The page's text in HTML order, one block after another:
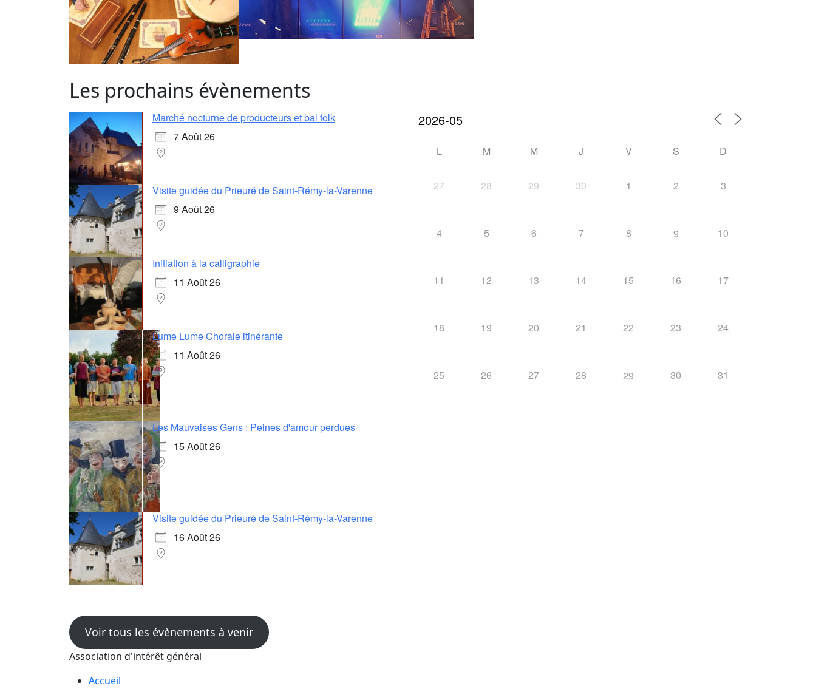
Les prochains évènements
Marché nocturne de producteurs et bal folk
7 Août 26
Visite guidée du Prieuré de Saint-Rémy-la-Varenne
9 Août 26
Initiation à la calligraphie
11 Août 26
Lume Lume Chorale itinérante
11 Août 26
Les Mauvaises Gens : Peines d'amour perdues
15 Août 26
Visite guidée du Prieuré de Saint-Rémy-la-Varenne
16 Août 26
Voir tous les évènements à venir
L M M J V S D
27 28 29 30 1 2 3
4 5 6 7 8 9 10
11 12 13 14 15 16 17
18 19 20 21 22 23 24
25 26 27 28 29 30 31
Association d'intérêt général
Accueil